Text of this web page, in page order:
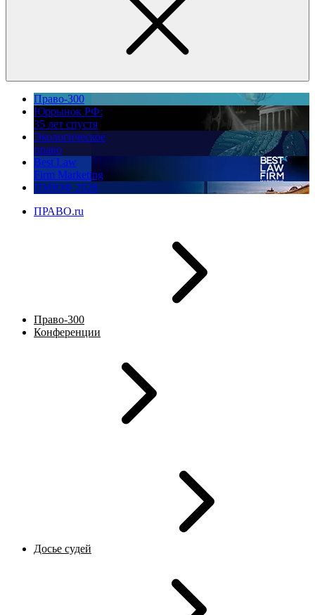
Право-300
Юррынок РФ:
35 лет спустя
Экологическое
право
Best Law
Firm Marketing
ПМЮФ 2026
ПРАВО.ru
Право-300
Конференции
Досье судей